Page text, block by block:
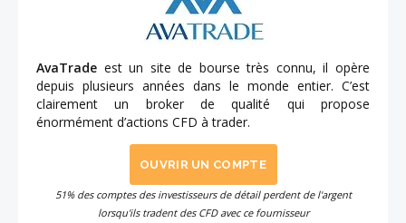
AvaTrade est un site de bourse très connu, il opère
depuis plusieurs années dans le monde entier. C’est
clairement un broker de qualité qui propose
énormément d’actions CFD à trader.
OUVRIR UN COMPTE
51% des comptes des investisseurs de détail perdent de l'argent
lorsqu'ils tradent des CFD avec ce fournisseur